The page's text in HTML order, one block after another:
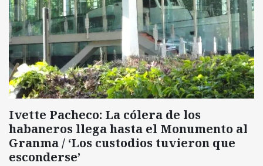
Ivette Pacheco: La cólera de los
habaneros llega hasta el Monumento al
Granma / ‘Los custodios tuvieron que
esconderse’